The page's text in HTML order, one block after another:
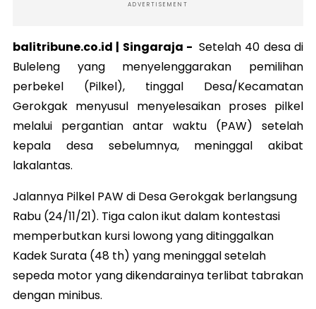
ADVERTISEMENT
balitribune.co.id | Singaraja - Setelah 40 desa di
Buleleng yang menyelenggarakan pemilihan
perbekel (Pilkel), tinggal Desa/Kecamatan
Gerokgak menyusul menyelesaikan proses pilkel
melalui pergantian antar waktu (PAW) setelah
kepala desa sebelumnya, meninggal akibat
lakalantas.
Jalannya Pilkel PAW di Desa Gerokgak berlangsung
Rabu (24/11/21). Tiga calon ikut dalam kontestasi
memperbutkan kursi lowong yang ditinggalkan
Kadek Surata (48 th) yang meninggal setelah
sepeda motor yang dikendarainya terlibat tabrakan
dengan minibus.